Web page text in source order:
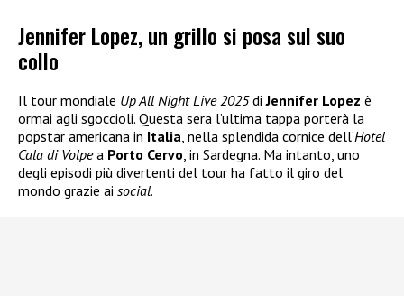
Jennifer Lopez, un grillo si posa sul suo
collo
Il tour mondiale Up All Night Live 2025diJennifer Lopez è
ormai agli sgoccioli. Questa sera l’ultima tappa porterà la
popstar americana in Italia, nella splendida cornice dell’Hotel
Cala di Volpea Porto Cervo, in Sardegna. Ma intanto, uno
degli episodi più divertenti del tour ha fatto il giro del
mondo grazie ai social.